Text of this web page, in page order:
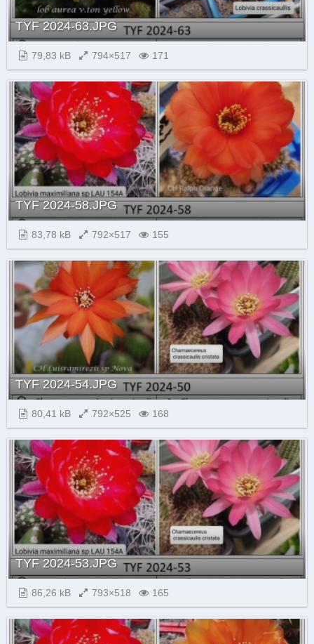
TYF 2024-63.JPG
79,83 kB 794×517 171
TYF 2024-58.JPG
83,78 kB 792×517 155
TYF 2024-54.JPG
80,41 kB 792×525 168
TYF 2024-53.JPG
86,26 kB 793×518 165